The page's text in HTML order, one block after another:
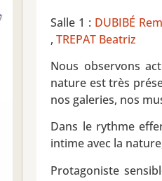
Salle 1 : DUBIBÉ
,TREPAT Beatriz
Nous observons
nature est très
nos galeries, nos
Dans le rythme
intime avec la
Protagoniste